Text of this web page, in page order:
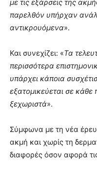
με τις εξάρσεις της
παρελθόν υπήρχαν
αντικρουόμενα».
Και συνεχίζει: «Τα
περισσότερα
υπάρχει κάποια
εξατομικεύεται σε
ξεχωριστά».
Σύμφωνα με τη νέα
ακμή και χωρίς τη
διαφορές όσον αφορά